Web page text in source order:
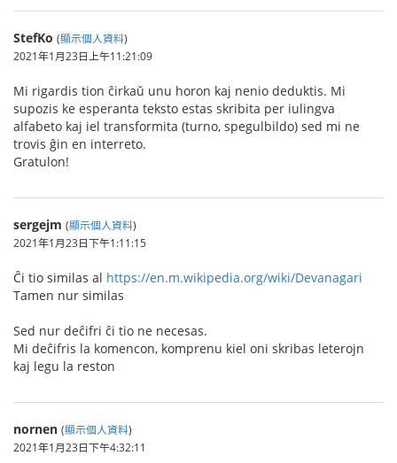
StefKo (顯示個人資料)
2021年1月23日上午11:21:09
Mi rigardis tion ĉirkaŭ unu horon kaj nenio deduktis. Mi
supozis ke esperanta teksto estas skribita per iulingva
alfabeto kaj iel transformita (turno, spegulbildo) sed mi ne
trovis ĝin en interreto.
Gratulon!
sergejm (顯示個人資料)
2021年1月23日下午1:11:15
Ĉi tio similas al https://en.m.wikipedia.org/wiki/Devanagari
Tamen nur similas
Sed nur deĉifri ĉi tio ne necesas.
Mi deĉifris la komencon, komprenu kiel oni skribas leterojn
kaj legu la reston
nornen (顯示個人資料)
2021年1月23日下午4:32:11